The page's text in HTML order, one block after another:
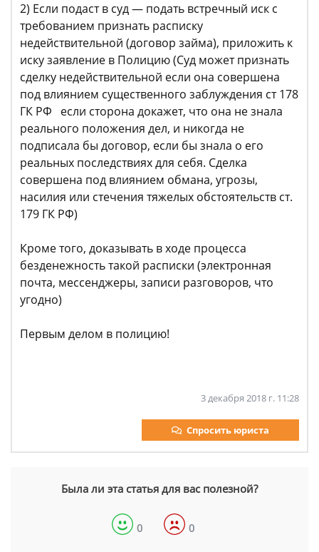
2) Если подаст в суд — подать встречный иск с
требованием признать расписку
недействительной (договор займа), приложить к
иску заявление в Полицию (Суд может признать
сделку недействительной если она совершена
под влиянием существенного заблуждения ст 178
ГК РФ если сторона докажет, что она не знала
реального положения дел, и никогда не
подписала бы договор, если бы знала о его
реальных последствиях для себя. Сделка
совершена под влиянием обмана, угрозы,
насилия или стечения тяжелых обстоятельств ст.
179 ГК РФ)
Кроме того, доказывать в ходе процесса
безденежность такой расписки (электронная
почта, мессенджеры, записи разговоров, что
угодно)
Первым делом в полицию!
3 декабря 2018 г. 11:28
Спросить юриста
Была ли эта статья для вас полезной?
0 0